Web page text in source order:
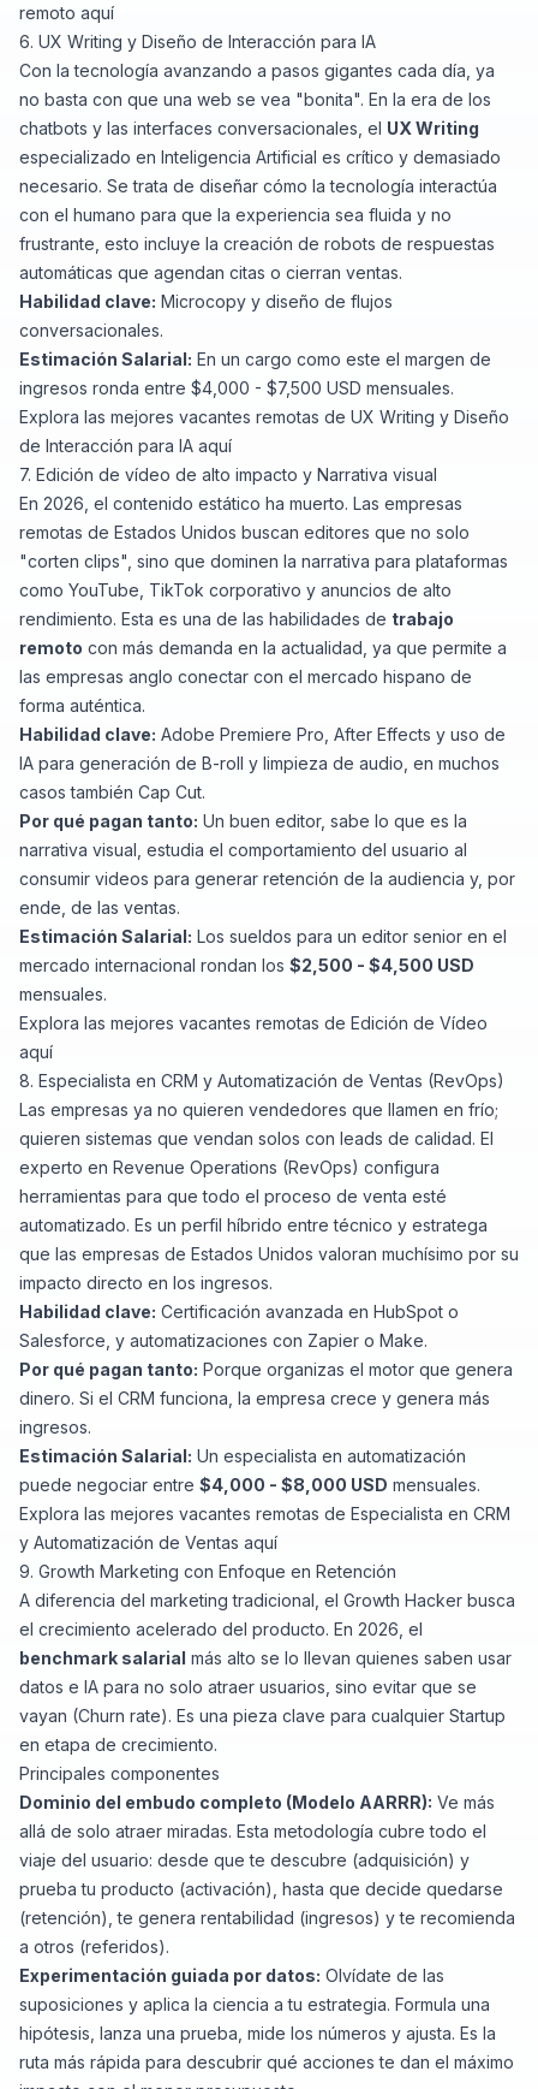
remoto aquí
6. UX Writing y Diseño de Interacción para IA
Con la tecnología avanzando a pasos gigantes cada día, ya
no basta con que una web se vea "bonita". En la era de los
chatbots y las interfaces conversacionales, el UX Writing
especializado en Inteligencia Artificial es crítico y demasiado
necesario. Se trata de diseñar cómo la tecnología interactúa
con el humano para que la experiencia sea fluida y no
frustrante, esto incluye la creación de robots de respuestas
automáticas que agendan citas o cierran ventas.
Habilidad clave: Microcopy y diseño de flujos
conversacionales.
Estimación Salarial: En un cargo como este el margen de
ingresos ronda entre $4,000 - $7,500 USD mensuales.
Explora las mejores vacantes remotas de UX Writing y Diseño
de Interacción para IA aquí
7. Edición de vídeo de alto impacto y Narrativa visual
En 2026, el contenido estático ha muerto. Las empresas
remotas de Estados Unidos buscan editores que no solo
"corten clips", sino que dominen la narrativa para plataformas
como YouTube, TikTok corporativo y anuncios de alto
rendimiento. Esta es una de las habilidades de trabajo
remoto con más demanda en la actualidad, ya que permite a
las empresas anglo conectar con el mercado hispano de
forma auténtica.
Habilidad clave: Adobe Premiere Pro, After Effects y uso de
IA para generación de B-roll y limpieza de audio, en muchos
casos también Cap Cut.
Por qué pagan tanto: Un buen editor, sabe lo que es la
narrativa visual, estudia el comportamiento del usuario al
consumir videos para generar retención de la audiencia y, por
ende, de las ventas.
Estimación Salarial: Los sueldos para un editor senior en el
mercado internacional rondan los $2,500 - $4,500 USD
mensuales.
Explora las mejores vacantes remotas de Edición de Vídeo
aquí
8. Especialista en CRM y Automatización de Ventas (RevOps)
Las empresas ya no quieren vendedores que llamen en frío;
quieren sistemas que vendan solos con leads de calidad. El
experto en Revenue Operations (RevOps) configura
herramientas para que todo el proceso de venta esté
automatizado. Es un perfil híbrido entre técnico y estratega
que las empresas de Estados Unidos valoran muchísimo por su
impacto directo en los ingresos.
Habilidad clave: Certificación avanzada en HubSpot o
Salesforce, y automatizaciones con Zapier o Make.
Por qué pagan tanto: Porque organizas el motor que genera
dinero. Si el CRM funciona, la empresa crece y genera más
ingresos.
Estimación Salarial: Un especialista en automatización
puede negociar entre $4,000 - $8,000 USD mensuales.
Explora las mejores vacantes remotas de Especialista en CRM
y Automatización de Ventas aquí
9. Growth Marketing con Enfoque en Retención
A diferencia del marketing tradicional, el Growth Hacker busca
el crecimiento acelerado del producto. En 2026, el
benchmark salarial más alto se lo llevan quienes saben usar
datos e IA para no solo atraer usuarios, sino evitar que se
vayan (Churn rate). Es una pieza clave para cualquier Startup
en etapa de crecimiento.
Principales componentes
Dominio del embudo completo (Modelo AARRR): Ve más
allá de solo atraer miradas. Esta metodología cubre todo el
viaje del usuario: desde que te descubre (adquisición) y
prueba tu producto (activación), hasta que decide quedarse
(retención), te genera rentabilidad (ingresos) y te recomienda
a otros (referidos).
Experimentación guiada por datos: Olvídate de las
suposiciones y aplica la ciencia a tu estrategia. Formula una
hipótesis, lanza una prueba, mide los números y ajusta. Es la
ruta más rápida para descubrir qué acciones te dan el máximo